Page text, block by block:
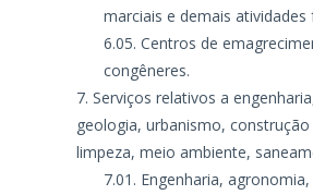
marciais e demais atividades
Centros de
congêneres.
Serviços relativos a
geologia, urbanismo,
limpeza, meio ambiente,
Engenharia,